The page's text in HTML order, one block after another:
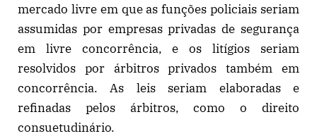
mercado livre em que as funções policiais seriam
assumidas por empresas privadas de segurança
em livre concorrência, e os litígios seriam
resolvidos por árbitros privados também em
concorrência. As leis seriam elaboradas e
refinadas pelos árbitros, como o direito
consuetudinário.